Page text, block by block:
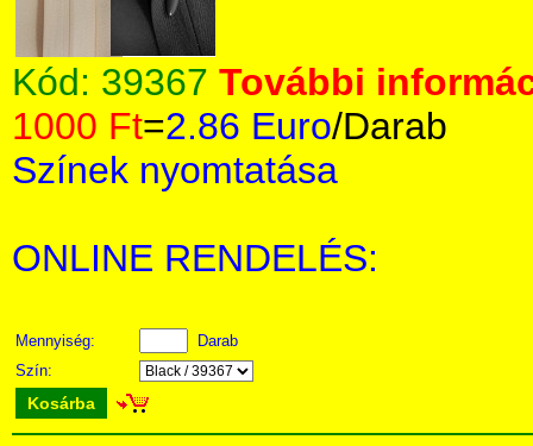
Kód: 39367 További
1000 Ft=2.86 Euro/Darab
Színek nyomtatása
ONLINE RENDELÉS:
Mennyiség:
Darab
Szín:
Kosárba